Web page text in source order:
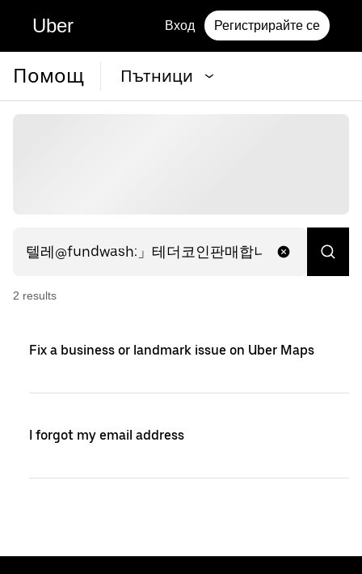
Uber Вход Регистрирайте се
Помощ Пътници
2 results
Fix a business or landmark issue on Uber Maps
I forgot my email address